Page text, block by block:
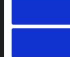
▶ Doekdikte: 180